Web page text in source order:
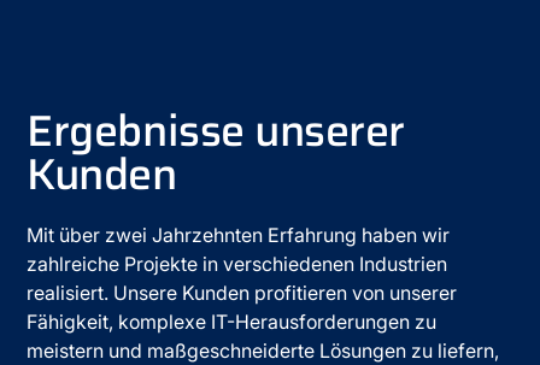
Ergebnisse unserer
Kunden
Mit über zwei Jahrzehnten Erfahrung haben wir
zahlreiche Projekte in verschiedenen Industrien
realisiert. Unsere Kunden profitieren von unserer
Fähigkeit, komplexe IT-Herausforderungen zu
meistern und maßgeschneiderte Lösungen zu liefern,